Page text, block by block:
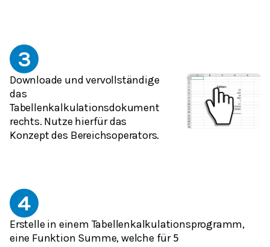
3
Downloade und vervollständige
das
Tabellenkalkulationsdokument
rechts. Nutze hierfür das
Konzept des Bereichsoperators.
4
Erstelle in einem Tabellenkalkulationsprogramm,
eine Funktion Summe, welche für 5